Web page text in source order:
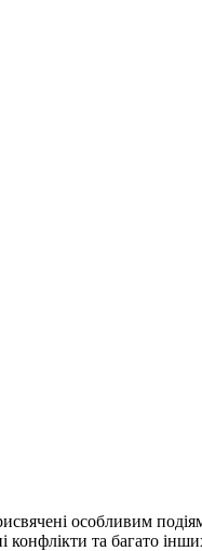
особливим
конфлікти та багато